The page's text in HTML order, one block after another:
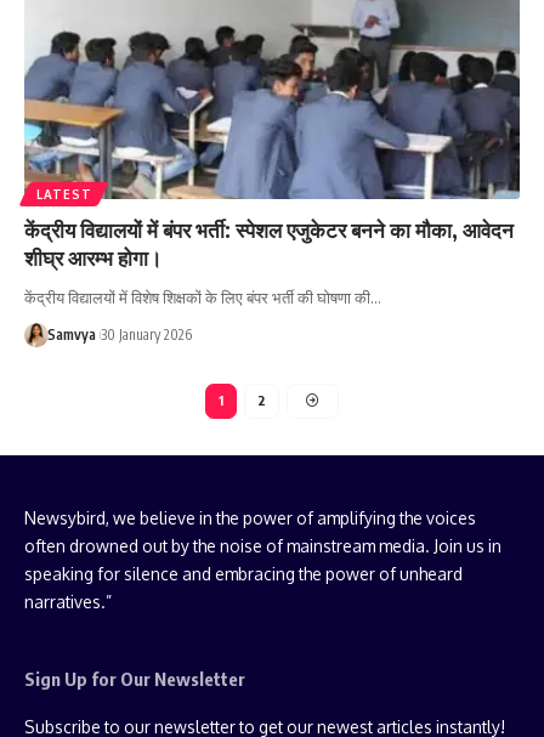
LATEST
केंद्रीय विद्यालयों में बंपर भर्ती: स्पेशल एजुकेटर बनने का मौका, आवेदन
शीघ्र आरम्भ होगा।
केंद्रीय विद्यालयों में विशेष शिक्षकों के लिए बंपर भर्ती की घोषणा की…
Samvya 30 January 2026
1 2
Newsybird, we believe in the power of amplifying the voices
often drowned out by the noise of mainstream media. Join us in
speaking for silence and embracing the power of unheard
narratives.”
Sign Up for Our Newsletter
Subscribe to our newsletter to get our newest articles instantly!